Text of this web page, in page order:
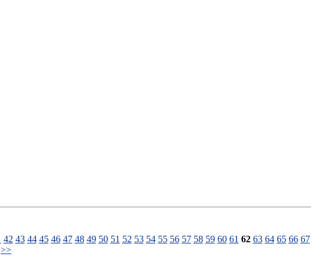
42 43 44 45 46 47 48 49 50 51 52 53 54 55 56 57 58 59 60 61 62 63 64 65 66 67
>>